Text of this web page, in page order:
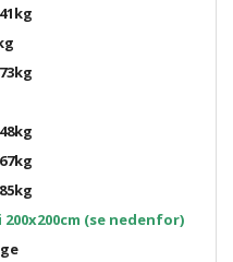
(se nedenfor)